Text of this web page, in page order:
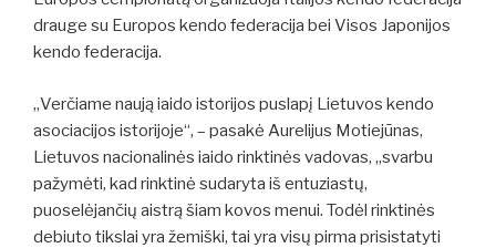
drauge su Europos kendo federacija bei Visos Japonijos
kendo federacija.
„Verčiame naują iaido istorijos puslapį Lietuvos kendo
asociacijos istorijoje“, – pasakė Aurelijus Motiejūnas,
Lietuvos nacionalinės iaido rinktinės vadovas, „svarbu
pažymėti, kad rinktinė sudaryta iš entuziastų,
puoselėjančių aistrą šiam kovos menui. Todėl rinktinės
debiuto tikslai yra žemiški, tai yra visų pirma prisistatyti